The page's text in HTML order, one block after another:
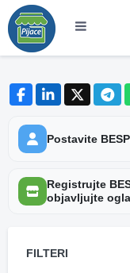
Postavite
Registrujte
objavljujte
FILTERI